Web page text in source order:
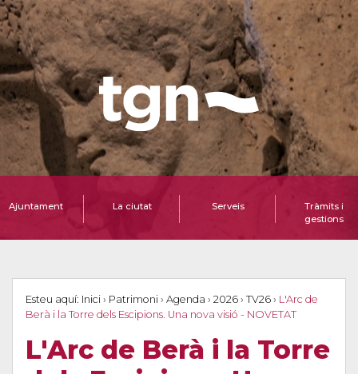
Ajuntament La ciutat Serveis
Tràmits i
gestions
Esteu aquí: Inici › Patrimoni › Agenda › 2026 › TV26 › L'Arc de
Berà i la Torre dels Escipions. Una nova visió - NOVETAT
L'Arc de Berà i la Torre